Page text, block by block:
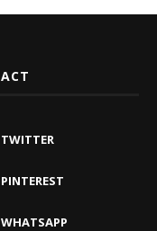
TWITTER
PINTEREST
WHATSAPP